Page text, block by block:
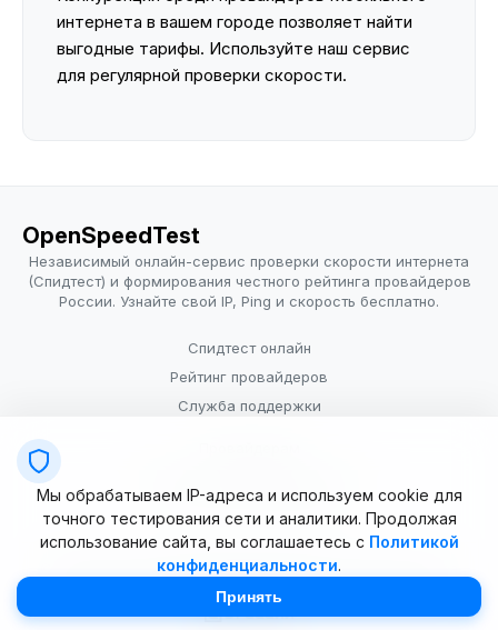
интернета в вашем городе позволяет найти
выгодные тарифы. Используйте наш сервис
для регулярной проверки скорости.
OpenSpeedTest
Независимый онлайн-сервис проверки скорости интернета
(Спидтест) и формирования честного рейтинга провайдеров
России. Узнайте свой IP, Ping и скорость бесплатно.
Спидтест онлайн
Рейтинг провайдеров
Служба поддержки
Условия использования
© 2025–2026 OpenSpeedTest (ИП Долматова В.В.). Все права
Мы обрабатываем IP-адреса и используем cookie для
точного тестирования сети и аналитики. Продолжая
использование сайта, вы соглашаетесь с Политикой
конфиденциальности.
Принять